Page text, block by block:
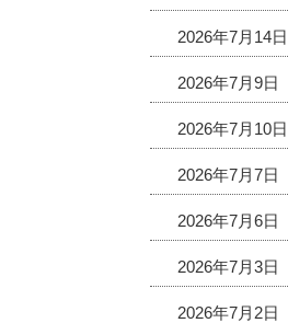
2026年7月14
2026年7月9日
2026年7月10
2026年7月7日
2026年7月6日
2026年7月3日
2026年7月2日